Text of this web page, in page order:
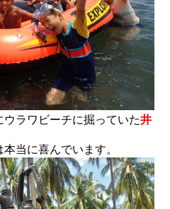
ラワビーチに掘っていた井
当に喜んでいます。